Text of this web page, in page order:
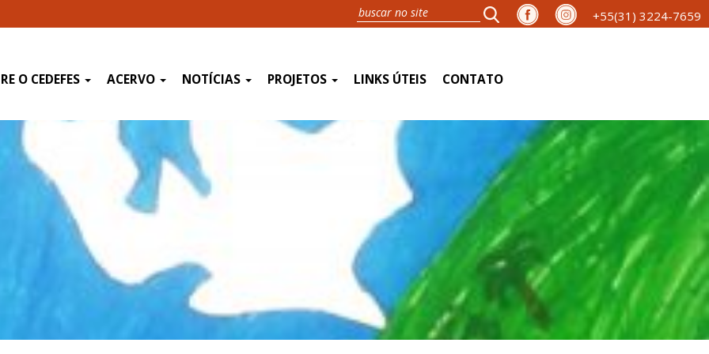
+55(31) 3224-7659
O CEDEFES ACERVO NOTÍCIAS PROJETOS LINKS ÚTEIS CONTATO